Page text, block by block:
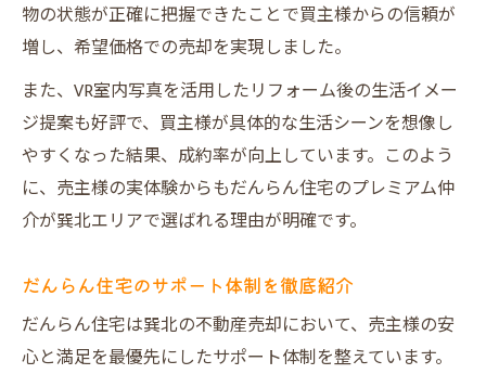
物の状態が正確に把握できたことで買主様からの信頼が
増し、希望価格での売却を実現しました。
また、VR室内写真を活用したリフォーム後の生活イメー
ジ提案も好評で、買主様が具体的な生活シーンを想像し
やすくなった結果、成約率が向上しています。このよう
に、売主様の実体験からもだんらん住宅のプレミアム仲
介が巽北エリアで選ばれる理由が明確です。
だんらん住宅のサポート体制を徹底紹介
だんらん住宅は巽北の不動産売却において、売主様の安
心と満足を最優先にしたサポート体制を整えています。